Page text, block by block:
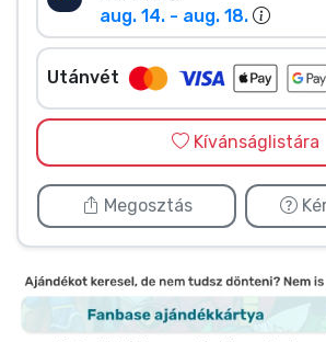
aug. 14. - aug. 18.
Utánvét
Kívánságlistára
Megosztás